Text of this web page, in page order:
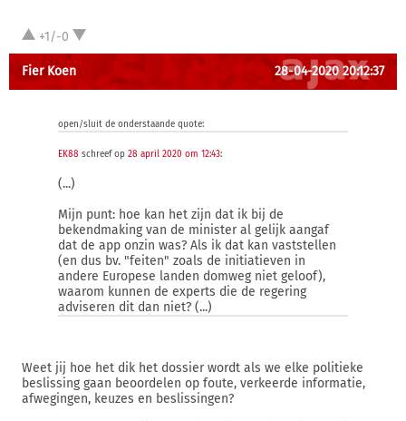
+1/-0
Fier Koen 28-04-2020 20:12:37
open/sluit de onderstaande quote:
EK88 schreef op 28 april 2020 om 12:43:
(...)
Mijn punt: hoe kan het zijn dat ik bij de
bekendmaking van de minister al gelijk aangaf
dat de app onzin was? Als ik dat kan vaststellen
(en dus bv. "feiten" zoals de initiatieven in
andere Europese landen domweg niet geloof),
waarom kunnen de experts die de regering
adviseren dit dan niet? (...)
Weet jij hoe het dik het dossier wordt als we elke politieke
beslissing gaan beoordelen op foute, verkeerde informatie,
afwegingen, keuzes en beslissingen?